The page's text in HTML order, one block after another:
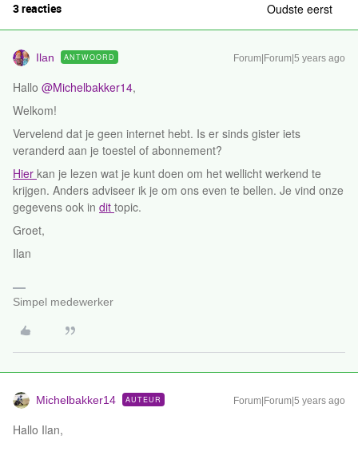
3 reacties Oudste eerst
Ilan ANTWOORD Forum|Forum|5 years ago
Hallo @Michelbakker14,
Welkom!
Vervelend dat je geen internet hebt. Is er sinds gister iets
veranderd aan je toestel of abonnement?
Hier kan je lezen wat je kunt doen om het wellicht werkend te
krijgen. Anders adviseer ik je om ons even te bellen. Je vind onze
gegevens ook in dit topic.
Groet,
Ilan
Simpel medewerker
Michelbakker14 AUTEUR Forum|Forum|5 years ago
Hallo Ilan,